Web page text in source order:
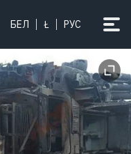
БЕЛ Ł РУС
—
в Германии
8